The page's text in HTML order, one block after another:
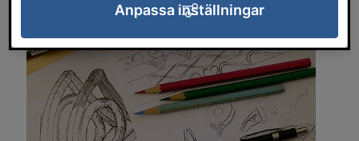
och problemlösningsförmåga.
Anpassa inställningar